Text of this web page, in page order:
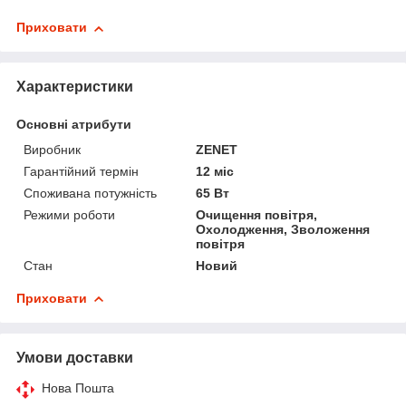
Приховати
Характеристики
Основні атрибути
Виробник
ZENET
Гарантійний термін
12 міс
Споживана потужність
65 Вт
Режими роботи
Очищення повітря,
Охолодження, Зволоження
повітря
Стан
Новий
Приховати
Умови доставки
Нова Пошта